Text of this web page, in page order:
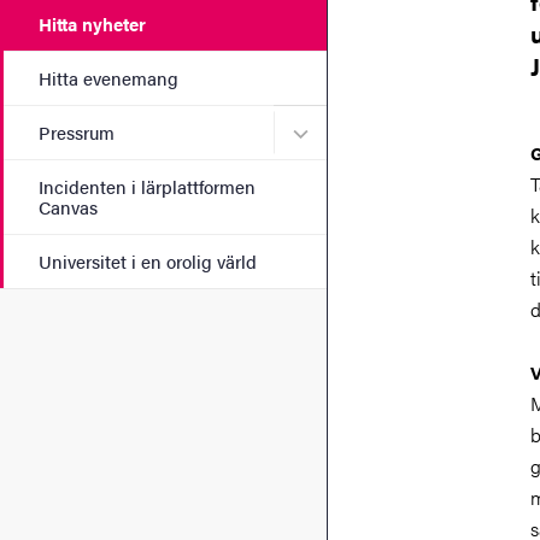
Hitta nyheter
Hitta evenemang
Pressrum Undermeny för Pressrum
Incidenten i lärplattformen
Canvas
Universitet i en orolig värld